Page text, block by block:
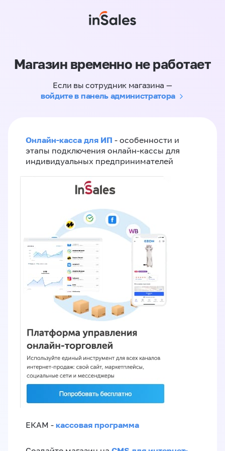
Магазин временно не работает
Если вы сотрудник магазина —
войдите в панель администратора
Онлайн-касса для ИП - особенности и
этапы подключения онлайн-кассы для
индивидуальных предпринимателей
ЕКАМ - кассовая программа